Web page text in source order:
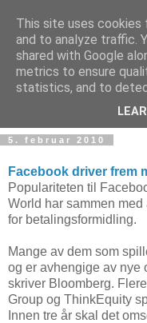
5. februar 2010
Facebook driver frem
Populariteten til
World har sammen
for betalingsformidling.
Mange av dem som
og er avhengige av nye
skriver Bloomberg.
Group og ThinkEquity
Innen tre år skal det
This site uses
and to analyze traffic.
shared with Google
metrics to ensure
statistics, and to